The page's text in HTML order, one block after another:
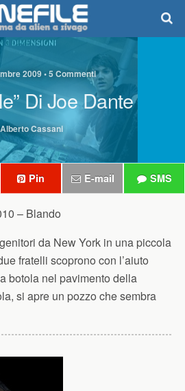
2009 • 5 Commenti
Di Joe Dante
Alberto Cassani
Pin E-mail SMS
– Blando
da New York in una piccola
fratelli scoprono con l’aiuto
botola nel pavimento della
si apre un pozzo che sembra